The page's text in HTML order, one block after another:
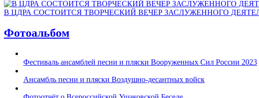
В ЦДРА СОСТОИТСЯ ТВОРЧЕСКИЙ ВЕЧЕР ЗАСЛУЖЕННОГО
Фотоальбом
Фестиваль ансамблей песни и пляски Вооруженных Сил России 2023
Ансамбль песни и пляски Воздушно-десантных войск